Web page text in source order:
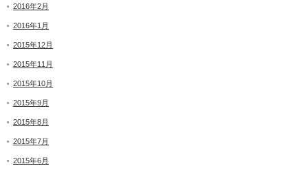
2016年2月
2016年1月
2015年12月
2015年11月
2015年10月
2015年9月
2015年8月
2015年7月
2015年6月